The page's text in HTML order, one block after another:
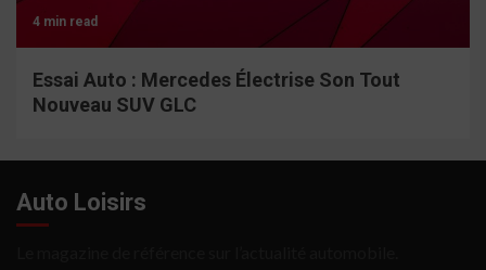
4 min read
Essai Auto : Mercedes Électrise Son Tout
Nouveau SUV GLC
Auto Loisirs